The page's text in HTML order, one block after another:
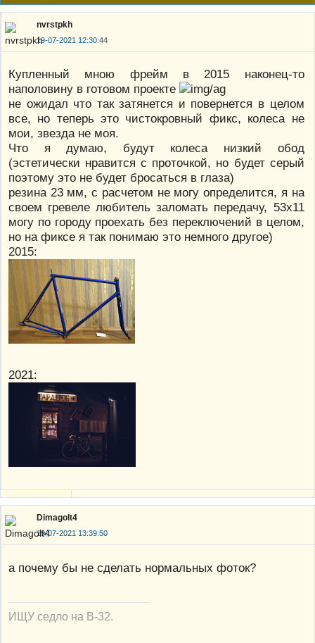
nvrstpkh
19-07-2021 12:30:44
Купленный мною фрейм в 2015 наконец-то
наполовину в готовом проекте
не ожидал что так затянется и повернется в целом
все, но теперь это чистокровный фикс, колеса не
мои, звезда не моя.
Что я думаю, будут колеса низкий обод
(эстетически нравится с проточкой, но будет серый
поэтому это не будет бросаться в глаза)
резина 23 мм, с расчетом не могу определится, я на
своем гревеле любитель заломать передачу, 53х11
могу по городу проехать без переключений в целом,
но на фиксе я так понимаю это немного другое)
2015:
2021:
Dimagolt4
19-07-2021 13:39:50
а почему бы не сделать нормальных фоток?
ИЩУ седло на В-32.